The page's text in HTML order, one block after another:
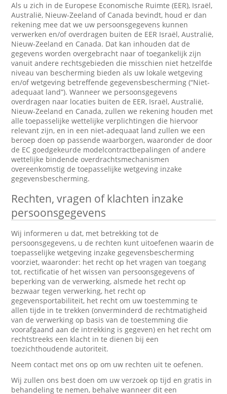
Als u zich in de Europese Economische Ruimte (EER), Israël,
Australië, Nieuw-Zeeland of Canada bevindt, houd er dan
rekening mee dat we uw persoonsgegevens kunnen
verwerken en/of overdragen buiten de EER Israël, Australië,
Nieuw-Zeeland en Canada. Dat kan inhouden dat de
gegevens worden overgebracht naar of toegankelijk zijn
vanuit andere rechtsgebieden die misschien niet hetzelfde
niveau van bescherming bieden als uw lokale wetgeving
en/of wetgeving betreffende gegevensbescherming (“Niet-
adequaat land”). Wanneer we persoonsgegevens
overdragen naar locaties buiten de EER, Israël, Australië,
Nieuw-Zeeland en Canada, zullen we rekening houden met
alle toepasselijke wettelijke verplichtingen die hiervoor
relevant zijn, en in een niet-adequaat land zullen we een
beroep doen op passende waarborgen, waaronder de door
de EC goedgekeurde modelcontractbepalingen of andere
wettelijke bindende overdrachtsmechanismen
overeenkomstig de toepasselijke wetgeving inzake
gegevensbescherming.
Rechten, vragen of klachten inzake
persoonsgegevens
Wij informeren u dat, met betrekking tot de
persoonsgegevens, u de rechten kunt uitoefenen waarin de
toepasselijke wetgeving inzake gegevensbescherming
voorziet, waaronder: het recht op het vragen van toegang
tot, rectificatie of het wissen van persoonsgegevens of
beperking van de verwerking, alsmede het recht op
bezwaar tegen verwerking, het recht op
gegevensportabiliteit, het recht om uw toestemming te
allen tijde in te trekken (onverminderd de rechtmatigheid
van de verwerking op basis van de toestemming die
voorafgaand aan de intrekking is gegeven) en het recht om
rechtstreeks een klacht in te dienen bij een
toezichthoudende autoriteit.
Neem contact met ons op om uw rechten uit te oefenen.
Wij zullen ons best doen om uw verzoek op tijd en gratis in
behandeling te nemen, behalve wanneer dit een